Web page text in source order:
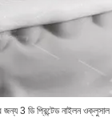
3 ডি প্রিন্টেড নাইলন ওক্লুসাল